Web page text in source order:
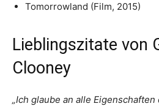
Tomorrowland (Film, 2015)
Lieblingszitate von
Clooney
„Ich glaube an alle